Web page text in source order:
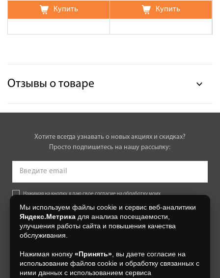
Купить Купить
Отзывы о товаре
Хотите всегда узнавать о новых акциях и скидках?
Просто подпишитесь на нашу рассылку:
Нажимая на кнопку, я даю свое согласие на обработку моих
Согласии на обработку персональных данных.
+7 (4832) 300-007
Мы используем файлы cookie и сервис веб-аналитики
Яндекс.Метрика для анализа посещаемости,
улучшения работы сайта и повышения качества
обслуживания.
Нажимая кнопку «Принять» , вы даете согласие на
использование файлов cookie и обработку связанных с
ними данных с использованием сервиса